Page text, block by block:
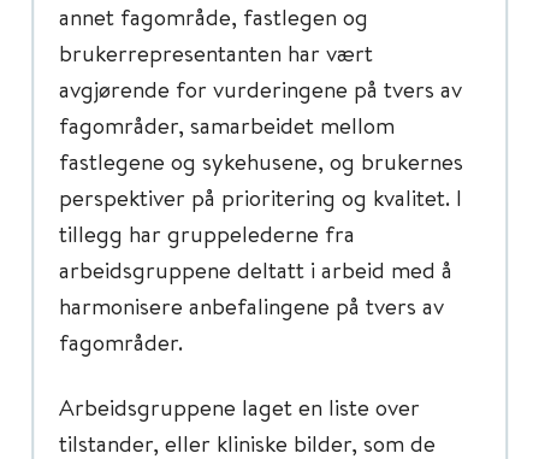
annet fagområde, fastlegen og
brukerrepresentanten har vært
avgjørende for vurderingene på tvers av
fagområder, samarbeidet mellom
fastlegene og sykehusene, og brukernes
perspektiver på prioritering og kvalitet. I
tillegg har gruppelederne fra
arbeidsgruppene deltatt i arbeid med å
harmonisere anbefalingene på tvers av
fagområder.
Arbeidsgruppene laget en liste over
tilstander, eller kliniske bilder, som de